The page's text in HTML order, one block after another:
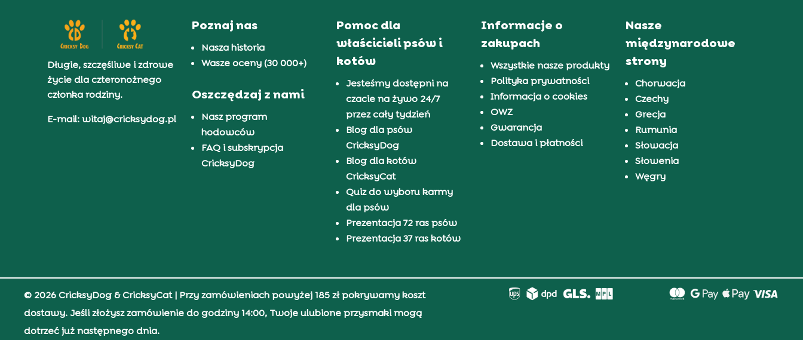
Długie, szczęśliwe i zdrowe
życie dla czteronożnego
członka rodziny.
E-mail: witaj@cricksydog.pl
Poznaj nas
Nasza historia
Wasze oceny (30 000+)
Oszczędzaj z nami
Nasz program
hodowców
FAQ i subskrypcja
CricksyDog
Pomoc dla
właścicieli psów i
kotów
Jesteśmy dostępni na
czacie na żywo 24/7
przez cały tydzień
Blog dla psów
CricksyDog
Blog dla kotów
CricksyCat
Quiz do wyboru karmy
dla psów
Prezentacja 72 ras psów
Prezentacja 37 ras kotów
Informacje o
zakupach
Wszystkie nasze produkty
Polityka prywatności
Informacja o cookies
OWZ
Gwarancja
Dostawa i płatności
Nasze
międzynarodowe
strony
Chorwacja
Czechy
Grecja
Rumunia
Słowacja
Słowenia
Węgry
© 2026 CricksyDog & CricksyCat| Przy zamówieniach powyżej 185 zł pokrywamy koszt
dostawy. Jeśli złożysz zamówienie do godziny 14:00, Twoje ulubione przysmaki mogą
dotrzeć już następnego dnia.